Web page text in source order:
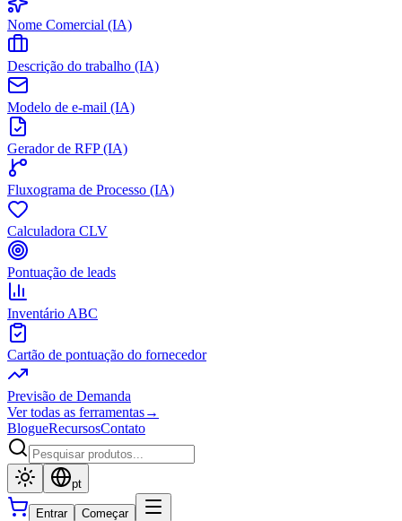
Nome Comercial (IA)
Descrição do trabalho (IA)
Modelo de e-mail (IA)
Gerador de RFP (IA)
Fluxograma de Processo (IA)
Calculadora CLV
Pontuação de leads
Inventário ABC
Cartão de pontuação do fornecedor
Previsão de Demanda
Ver todas as ferramentas→
BlogueRecursosContato
pt
Entrar Começar